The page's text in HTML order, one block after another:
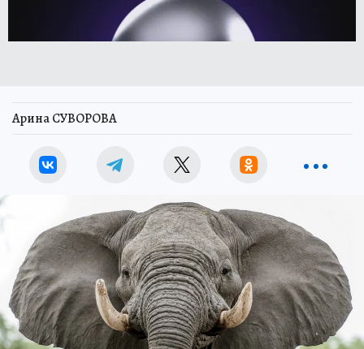
Арина СУВОРОВА